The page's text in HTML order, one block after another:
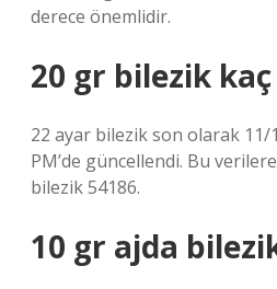
derece önemlidir.
20 gr bilezik kaç
22 ayar bilezik son olarak
PM’de güncellendi. Bu
bilezik 54186.
10 gr ajda